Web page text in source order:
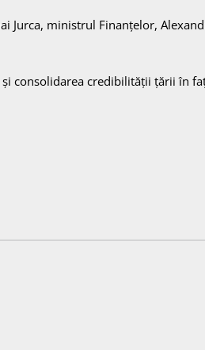
Jurca, ministrul Finanțelor,
consolidarea credibilității țării în